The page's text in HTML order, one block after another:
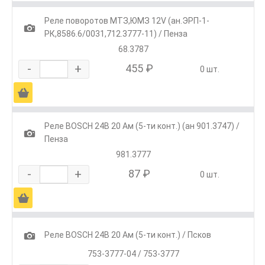
1
Реле поворотов МТЗ,ЮМЗ 12V (ан.ЭРП-1-
РК,8586.6/0031,712.3777-11) / Пенза
68.3787
- + 455 ₽ 0 шт.
Ä
1
Реле BOSCH 24В 20 Ам (5-ти конт.) (ан 901.3747) /
Пенза
981.3777
- + 87 ₽ 0 шт.
Ä
1
Реле BOSCH 24В 20 Ам (5-ти конт.) / Псков
753-3777-04 / 753-3777